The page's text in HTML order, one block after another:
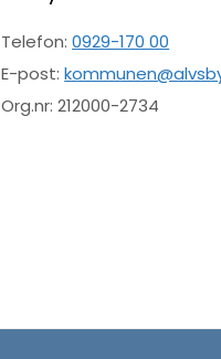
Telefon:0929-170 00
E-post:
Org.nr: 212000-2734